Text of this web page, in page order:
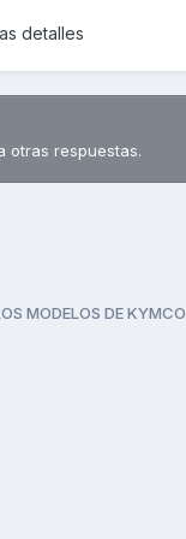
detalles
otras respuestas.
MODELOS DE KYMCO